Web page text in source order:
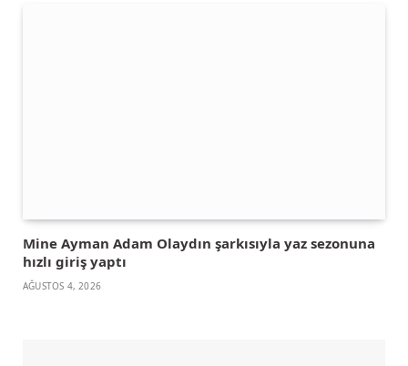
Mine Ayman Adam Olaydın şarkısıyla yaz sezonuna
hızlı giriş yaptı
AĞUSTOS 4, 2026